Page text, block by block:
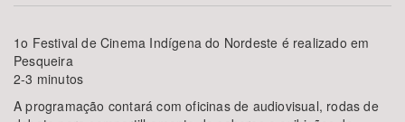
Subtema
Área de Levantamento
1o Festival de Cinema Indígena do Nordeste é realizado em
Pesqueira
2-3 minutos
A programação contará com oficinas de audiovisual, rodas de